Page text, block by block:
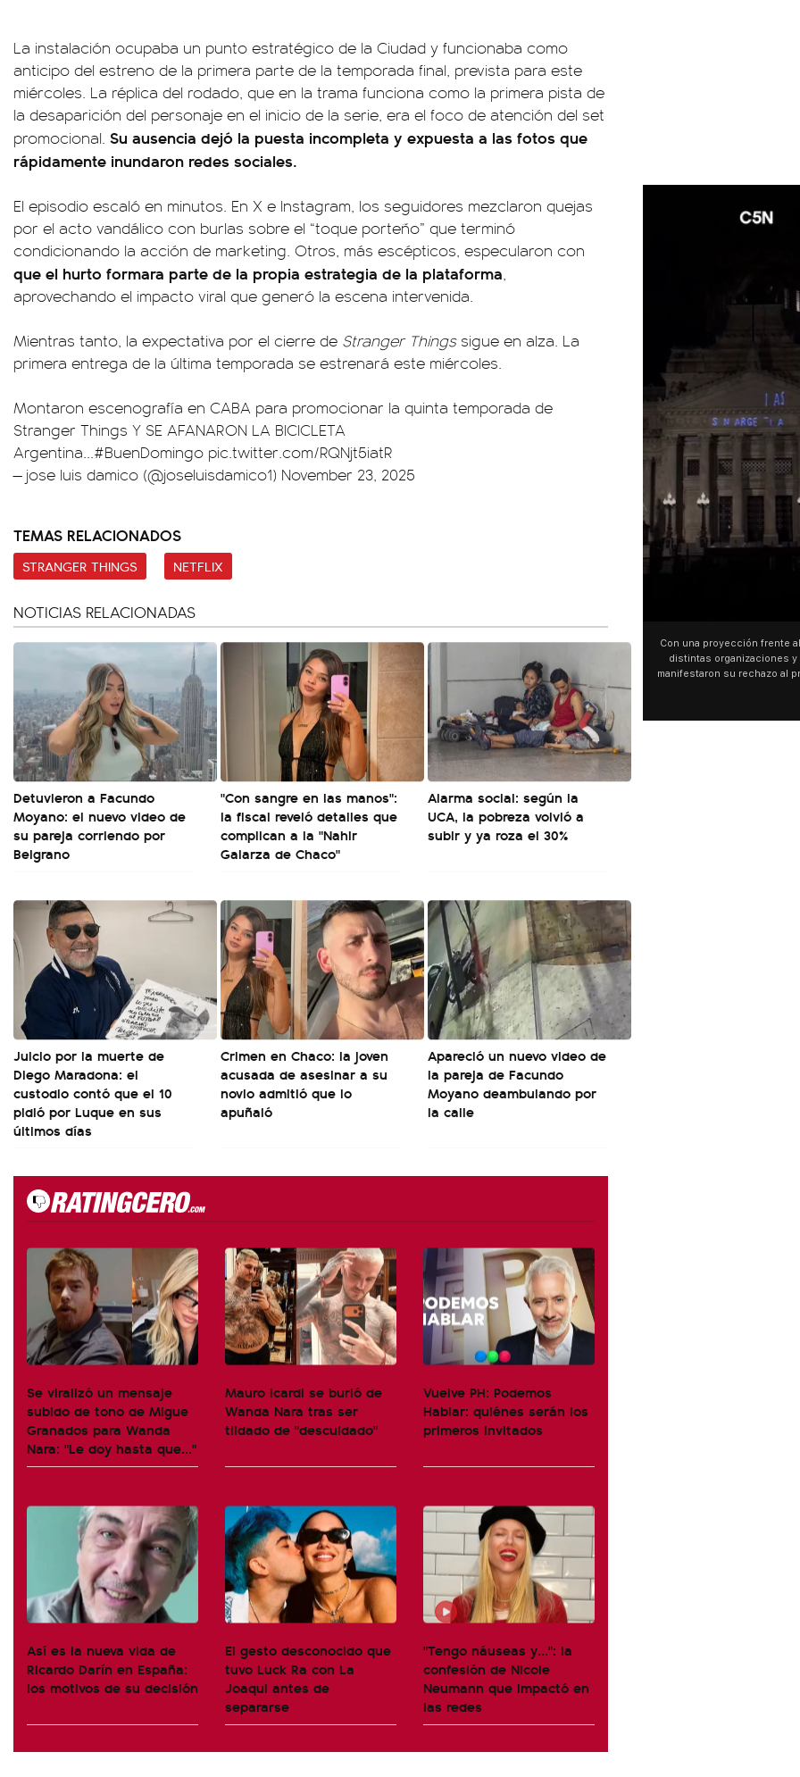
La instalación ocupaba un punto estratégico de la Ciudad y funcionaba como
anticipo del estreno de la primera parte de la temporada final, prevista para este
miércoles. La réplica del rodado, que en la trama funciona como la primera pista de
la desaparición del personaje en el inicio de la serie, era el foco de atención del set
promocional. Su ausencia dejó la puesta incompleta y expuesta a las fotos que
rápidamente inundaron redes sociales.
El episodio escaló en minutos. En X e Instagram, los seguidores mezclaron quejas
por el acto vandálico con burlas sobre el “toque porteño” que terminó
condicionando la acción de marketing. Otros, más escépticos, especularon con
que el hurto formara parte de la propia estrategia de la plataforma
aprovechando el impacto viral que generó la escena intervenida.
Mientras tanto, la expectativa por el cierre de Stranger Thingssigue en alza. La
primera entrega de la última temporada se estrenará este miércoles.
Montaron escenografía en CABA para promocionar la quinta temporada de
Stranger Things Y SE AFANARON LA BICICLETA
Argentina... #BuenDomingo pic.twitter.com/RQNjt5iatR
— jose luis damico (@joseluisdamico1) November 23, 2025
TEMAS RELACIONADOS
STRANGER THINGS NETFLIX
NOTICIAS RELACIONADAS
Detuvieron a Facundo
Moyano: el nuevo video de
su pareja corriendo por
Belgrano
"Con sangre en las manos":
la fiscal reveló detalles que
complican a la "Nahir
Galarza de Chaco"
Alarma social: según la
UCA, la pobreza volvió a
subir y ya roza el 30%
Juicio por la muerte de
Diego Maradona: el
custodio contó que el 10
pidió por Luque en sus
últimos días
Crimen en Chaco: la joven
acusada de asesinar a su
novio admitió que lo
apuñaló
Apareció un nuevo video de
la pareja de Facundo
Moyano deambulando por
la calle
Se viralizó un mensaje
subido de tono de Migue
Granados para Wanda
Nara: "Le doy hasta que..."
Mauro Icardi se burló de
Wanda Nara tras ser
tildado de "descuidado"
Vuelve PH: Podemos
Hablar: quiénes serán los
primeros invitados
Así es la nueva vida de
Ricardo Darín en España:
los motivos de su decisión
El gesto desconocido que
tuvo Luck Ra con La
Joaqui antes de
separarse
"Tengo náuseas y...": la
confesión de Nicole
Neumann que impactó en
las redes
⭕En medio del tercer show de Rosalia en el
Movistar Arena, el público cantó “la patria no
se vende” y junto a la española. El momento
ocurrió a dos días de la votación de la Ley de
Tierras.
Con una proyección frente
distintas organizaciones y
manifestaron su rechazo al
pudo ver cómo convocaron
este 6 de agosto con una